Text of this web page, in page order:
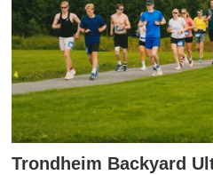
Trondheim Backyard